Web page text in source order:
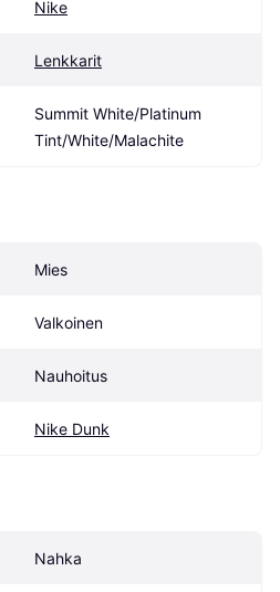
Nike
Lenkkarit
Summit White/Platinum
Tint/White/Malachite
Mies
Valkoinen
Nauhoitus
Nike Dunk
Nahka